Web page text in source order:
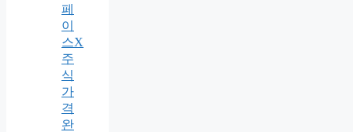
페
이
스X
주
식
가
격
완